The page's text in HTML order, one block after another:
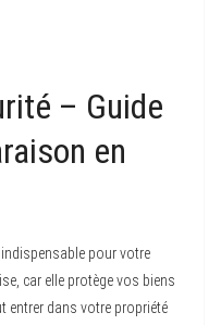
– Guide
en
pour votre
car elle protège vos biens
entrer dans votre propriété